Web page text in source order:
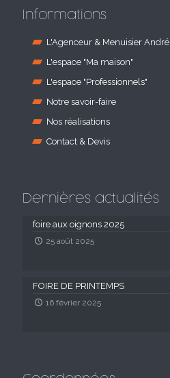
Informations
L'Agenceur & Menuisier André
L'espace "Ma maison"
L'espace "Professionnels"
Notre savoir-faire
Nos réalisations
Contact & Devis
Dernières actualités
foire aux oignons 2025
25 août 2025
FOIRE DE PRINTEMPS
16 février 2025